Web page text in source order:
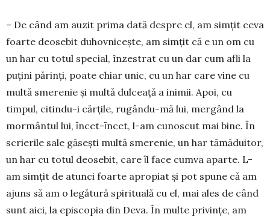
– De când am auzit prima dată despre el, am simţit ceva
foarte deosebit duhovniceşte, am simţit că e un om cu
un har cu totul special, înzestrat cu un dar cum afli la
puţini părinţi, poate chiar unic, cu un har care vine cu
multă smerenie și multă dul­ceaţă a inimii. Apoi, cu
timpul, citindu-i cărțile, ru­gându-mă lui, mergând la
mormântul lui, ȋncet-ȋn­cet, l-am cunoscut mai bine. În
scrierile sale găseşti multă smerenie, un har tămăduitor,
un har cu totul deosebit, care ȋl face cumva aparte. L-
am simţit de atunci foarte apropiat şi pot spune că am
ajuns să am o legătură spirituală cu el, mai ales de când
sunt aici, la episcopia din Deva. În multe privinţe, am